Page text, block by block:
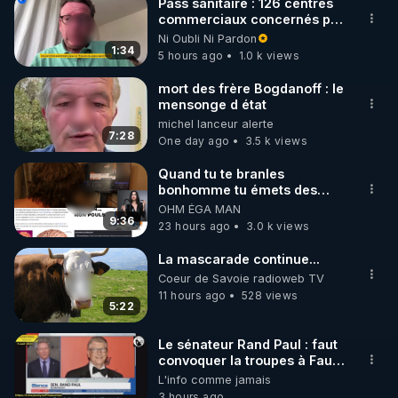
🌱 INSTAGRAM
https://www.instagram.com/rdlr_thierrycasasnovas/
http://rgnr.li/instagram
🌱 LA NEWSLETTER
Pour ne pas rater l’actualité RGNR (stages,
http://rgnr.li/news
🌱 VIDÉOS NON CENSURÉES SUR ODYSEE
Toutes les vidéos Youtube sont aussi sur la
http://rgnr.li/odysee
🌱 LES STAGES EN PRÉSENTIEL
http://rgnr.li/stages
1:34
Pass sanitaire : 126 centres
commerciaux concernés par
l'obligation dans toute la
France
Ni Oubli Ni Pardon
5 hours ago
1.0 k views
7:28
mort des frère Bogdanoff : le
mensonge d état
michel lanceur alerte
One day ago
3.5 k views
9:36
Quand tu te branles
bonhomme tu émets des
ondes ils ont juste omis de
t'expliquer
OHM ÉGA MAN
23 hours ago
3.0 k views
5:22
La mascarade continue...
Coeur de Savoie radioweb TV
11 hours ago
528 views
Le sénateur Rand Paul : faut
convoquer la troupes à Fauci
puis Bille gates, famille
eugéniste de le 18 siecle ! 😒
L'info comme jamais